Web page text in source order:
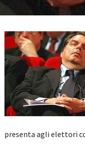
presenta agli elettori